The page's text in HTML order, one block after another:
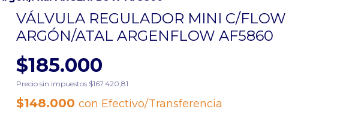
VÁLVULA REGULADOR MINI C/FLOW
ARGÓN/ATAL ARGENFLOW AF5860
$185.000
Precio sin impuestos $167.420,81
$148.000con Efectivo/Transferencia